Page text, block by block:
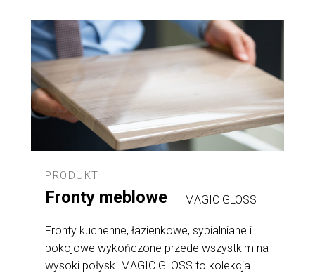
PRODUKT
Fronty meblowe MAGIC GLOSS
Fronty kuchenne, łazienkowe, sypialniane i
pokojowe wykończone przede wszystkim na
wysoki połysk. MAGIC GLOSS to kolekcja